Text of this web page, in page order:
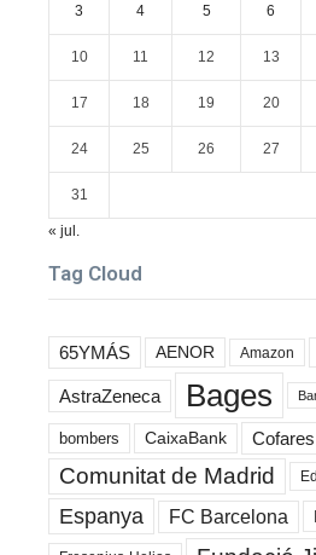
3 4 5 6
10 11 12 13
17 18 19 20
24 25 26 27
31
« jul.
Tag Cloud
65YMÁS AENOR Amazon
AstraZeneca Bages
bombers CaixaBank Cofares
Comunitat de Madrid
Espanya FC Barcelona